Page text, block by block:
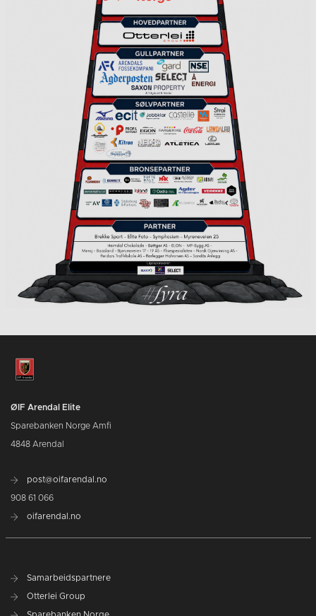
ØIF Arendal Elite
Sparebanken Norge Amfi
4848 Arendal
post@oifarendal.no
908 61 066
oifarendal.no
Samarbeidspartnere
Otterlei Group